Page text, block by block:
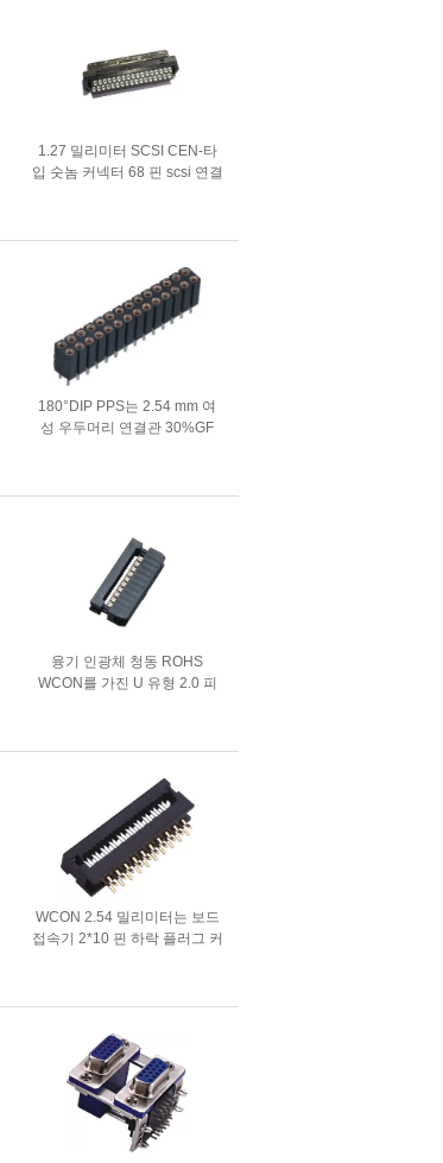
1.27 밀리미터 SCSI CEN-타
입 숫놈 커넥터 68 핀 scsi 연결
180°DIP PPS는 2.54 mm 여
성 우두머리 연결관 30%GF
융기 인광체 청동 ROHS
WCON를 가진 U 유형 2.0 피
WCON 2.54 밀리미터는 보드
접속기 2*10 핀 하락 플러그 커